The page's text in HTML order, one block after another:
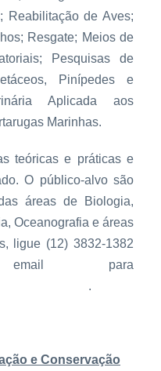
Reabilitação de Aves;
Resgate; Meios de
Pesquisas de
Pinípedes e
Aplicada aos
Marinhas.
teóricas e práticas e
O público-alvo são
áreas de Biologia,
Oceanografia e áreas
ligue (12) 3832-1382
para
.
e Conservação